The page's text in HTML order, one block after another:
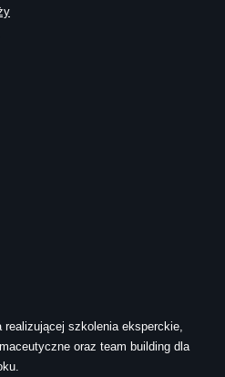
szkolenia eksperckie,
oraz team building dla